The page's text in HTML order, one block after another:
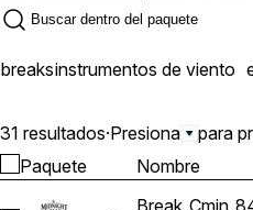
breaksinstrumentos de viento
31 resultados·Presiona para
Paquete Nombre